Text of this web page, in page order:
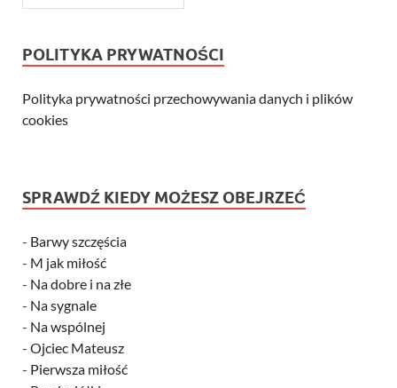
POLITYKA PRYWATNOŚCI
Polityka prywatności przechowywania danych i plików
cookies
SPRAWDŹ KIEDY MOŻESZ OBEJRZEĆ
- Barwy szczęścia
- M jak miłość
- Na dobre i na złe
- Na sygnale
- Na wspólnej
- Ojciec Mateusz
- Pierwsza miłość